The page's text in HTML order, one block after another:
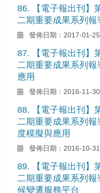
86. 【電子報出刊】
二期重要成果系列
發佈日期：2017-01-25
87. 【電子報出刊】
二期重要成果系列
應用
發佈日期：2016-11-30
88. 【電子報出刊】
二期重要成果系列
度模擬與應用
發佈日期：2016-10-31
89. 【電子報出刊】
二期重要成果系列
候變遷服務平台